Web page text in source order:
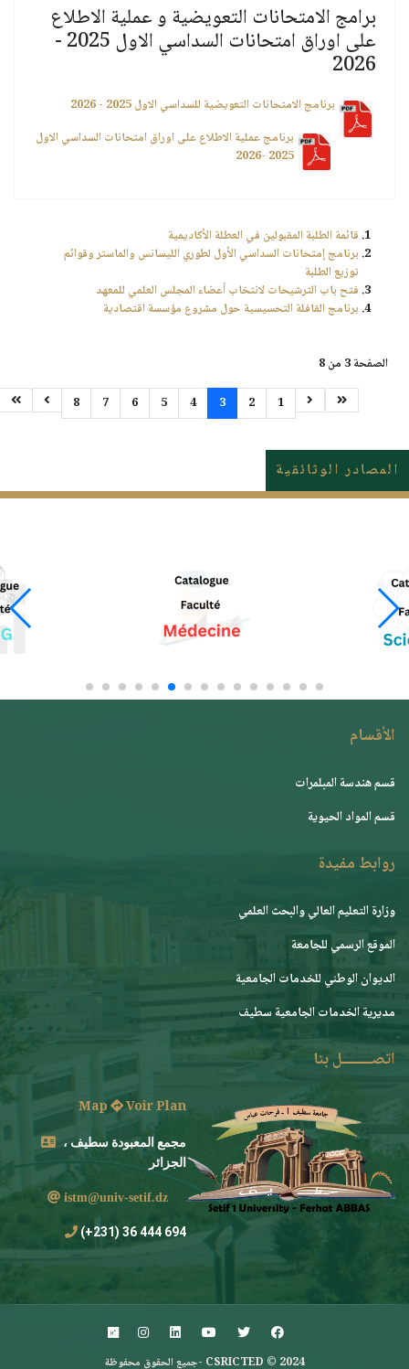
برامج الامتحانات التعويضية و عملية الاطلاع
على اوراق امتحانات السداسي الاول 2025 -
2026
برنامج الامتحانات التعويضية للسداسي الاول 2025 - 2026
برنامج عملية الاطلاع على اوراق امتحانات السداسي الاول
2025 -2026
قائمة الطلبة المقبولين في العطلة الأكاديمية
برنامج إمتحانات السداسي الأول لطوري الليسانس والماستر وقوائم
توزيع الطلبة
فتح باب الترشيحات لانتخاب أعضاء المجلس العلمي للمعهد
برنامج القافلة التحسيسية حول مشروع مؤسسة اقتصادية
الصفحة 3 من 8
1
2
3
4
5
6
7
8
المصادر الوثائقية
الأقسام
قسم هندسة المبلمرات
قسم المواد الحيوية
روابط مفيدة
وزارة التعليم العالي والبحث العلمي
الموقع الرسمي للجامعة
ﺍﻟﺪﻳﻮﺍﻥ ﺍﻟﻮﻃﻨﻲ ﻟﻠﺨﺪﻣﺎﺕ ﺍﻟﺠﺎﻣﻌﻴﺔ
مديرية الخدمات الجامعية سطيف
اتصــــــــل بنا
Map Voir Plan
مجمع المعبودة سطيف ،
الجزائر
istm@univ-setif.dz
694 444 36 (231+)
CSRICTED © 2024 -جميع الحقوق محفوظة